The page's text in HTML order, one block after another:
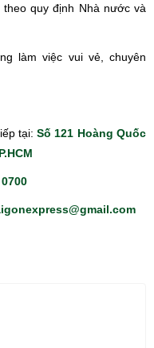
theo quy định Nhà nước và
làm việc vui vẻ, chuyên
tại: Số 121 Hoàng Quốc